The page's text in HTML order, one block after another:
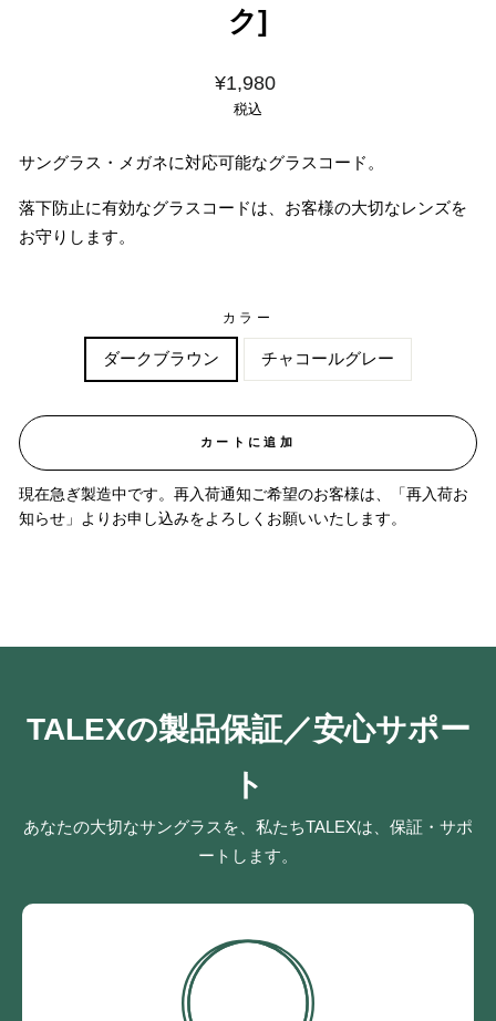
ク]
価
¥1,980
税込
サングラス・メガネに対応可能なグラスコード。
落下防止に有効なグラスコードは、お客様の大切なレンズを
お守りします。
カラー
ダークブラウン チャコールグレー
カートに追加
現在急ぎ製造中です。再入荷通知ご希望のお客様は、「再入荷お
知らせ」よりお申し込みをよろしくお願いいたします。
TALEXの製品保証／安心サポー
ト
あなたの大切なサングラスを、私たちTALEXは、保証・サポ
ートします。